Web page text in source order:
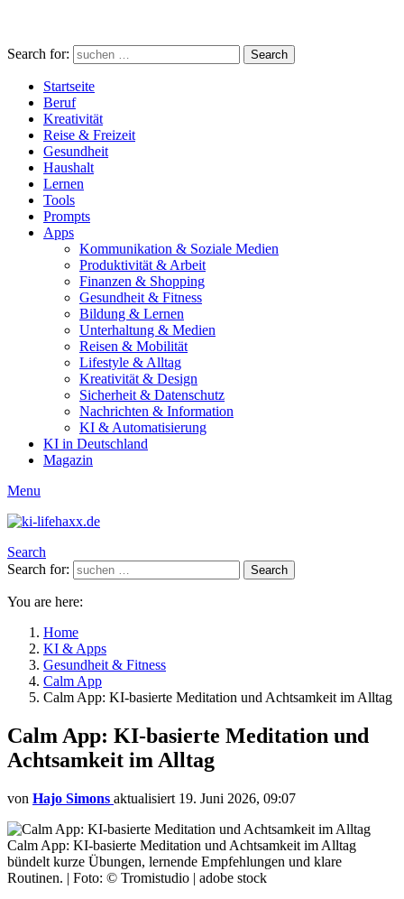
Search for: Search
Startseite
Beruf
Kreativität
Reise & Freizeit
Gesundheit
Haushalt
Lernen
Tools
Prompts
Apps
Kommunikation & Soziale Medien
Produktivität & Arbeit
Finanzen & Shopping
Gesundheit & Fitness
Bildung & Lernen
Unterhaltung & Medien
Reisen & Mobilität
Lifestyle & Alltag
Kreativität & Design
Sicherheit & Datenschutz
Nachrichten & Information
KI & Automatisierung
KI in Deutschland
Magazin
Menu
Search
Search for:
Search
You are here:
Home
KI & Apps
Gesundheit & Fitness
Calm App
Calm App: KI-basierte Meditation und Achtsamkeit im Alltag
Calm App: KI-basierte Meditation und
Achtsamkeit im Alltag
von Hajo Simons aktualisiert 19. Juni 2026, 09:07
Calm App: KI-basierte Meditation und Achtsamkeit im Alltag
bündelt kurze Übungen, lernende Empfehlungen und klare
Routinen. | Foto: © Tromistudio | adobe stock